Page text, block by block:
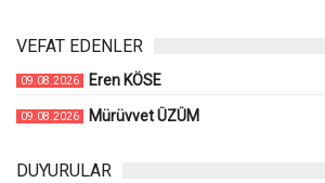
VEFAT EDENLER
09.08.2026 Eren KÖSE
09.08.2026 Mürüvvet ÜZÜM
DUYURULAR